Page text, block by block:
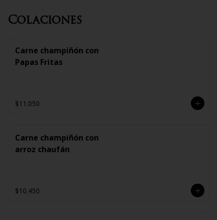
Colaciones
Carne champiñón con
Papas Fritas
$11.050
Carne champiñón con
arroz chaufán
$10.450